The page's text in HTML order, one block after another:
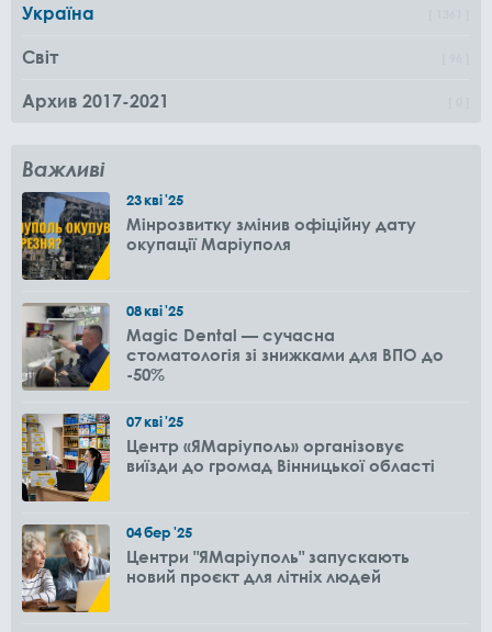
Україна
Світ
Архив 2017-2021
Важливі
23кві'25
Мінрозвитку змінив офіційну дату
окупації Маріуполя
08кві'25
Magic Dental — сучасна
стоматологія зі знижками для ВПО до
-50%
07кві'25
Центр «ЯМаріуполь» організовує
виїзди до громад Вінницької області
04бер'25
Центри "ЯМаріуполь" запускають
новий проєкт для літніх людей